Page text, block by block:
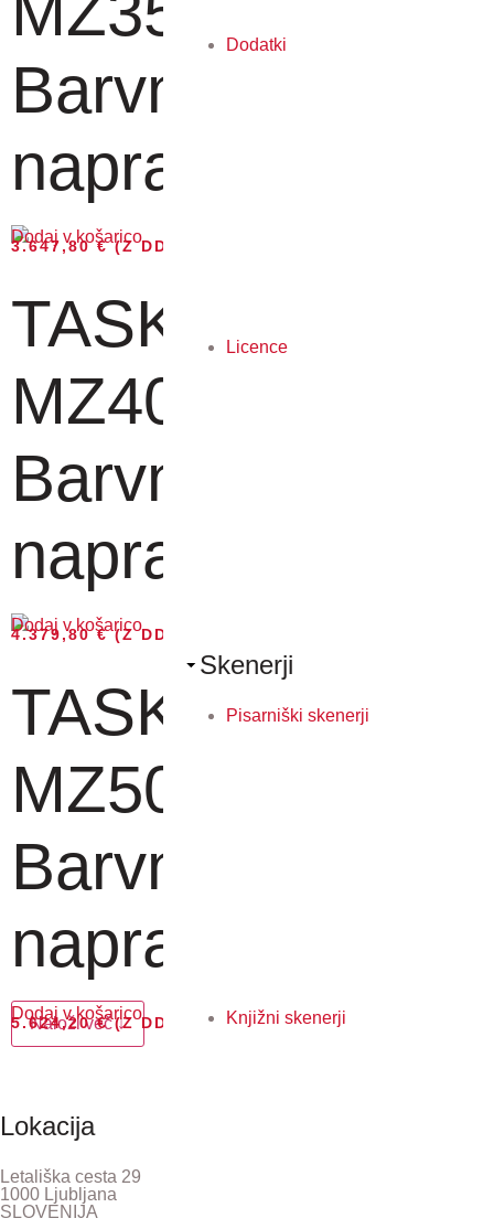
Dodatki
Licence
Skenerji
Pisarniški skenerji
Knjižni skenerji
Barvna MF
naprav...
3.647,80€(Z DDV)
Dodaj v košarico
TASKalfa
MZ4001ci -
Barvna MF
naprav...
4.379,80€(Z DDV)
Dodaj v košarico
TASKalfa
MZ5001ci -
Barvna MF
naprav...
5.624,20€(Z DDV)
Dodaj v košarico
Naloži več ↓
Lokacija
Letališka cesta 29
1000 Ljubljana
SLOVENIJA